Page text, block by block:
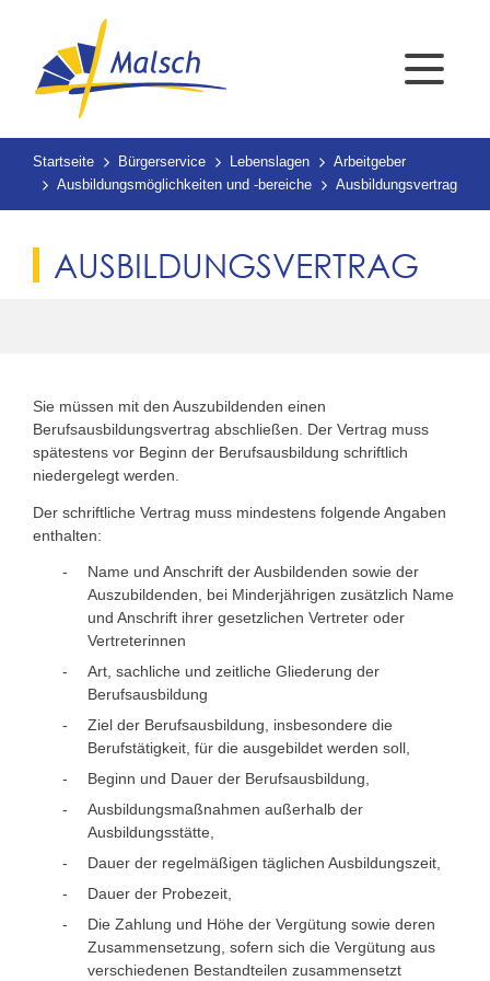
Startseite Bürgerservice Lebenslagen
Arbeitgeber
Ausbildungsmöglichkeiten und -bereiche
Ausbildungsvertrag
AUSBILDUNGSVERTRAG
Sie müssen mit den Auszubildenden einen
Berufsausbildungsvertrag abschließen. Der Vertrag muss
spätestens vor Beginn der Berufsausbildung schriftlich
niedergelegt werden.
Der schriftliche Vertrag muss mindestens folgende Angaben
enthalten:
Name und Anschrift der Ausbildenden sowie der
Auszubildenden, bei Minderjährigen zusätzlich Name
und Anschrift ihrer gesetzlichen Vertreter oder
Vertreterinnen
Art, sachliche und zeitliche Gliederung der
Berufsausbildung
Ziel der Berufsausbildung, insbesondere die
Berufstätigkeit, für die ausgebildet werden soll,
Beginn und Dauer der Berufsausbildung,
Ausbildungsmaßnahmen außerhalb der
Ausbildungsstätte,
Dauer der regelmäßigen täglichen Ausbildungszeit,
Dauer der Probezeit,
Die Zahlung und Höhe der Vergütung sowie deren
Zusammensetzung, sofern sich die Vergütung aus
verschiedenen Bestandteilen zusammensetzt